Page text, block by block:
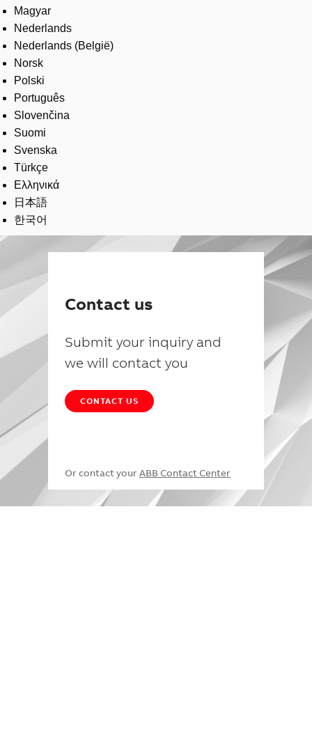
Magyar
Nederlands
Nederlands (België)
Norsk
Polski
Português
Slovenčina
Suomi
Svenska
Türkçe
Ελληνικά
日本語
한국어
Contact us
Submit your inquiry and
we will contact you
CONTACT US
Or contact your ABB Contact Center